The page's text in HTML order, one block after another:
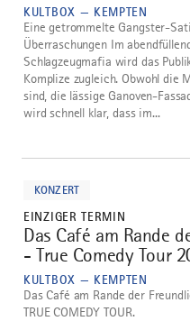
KULTBOX — KEMPTEN
Eine getrommelte Gangster-
Überraschungen Im
Schlagzeugmafia wird das
Komplize zugleich. Obwohl die
sind, die lässige Ganoven-
wird schnell klar, dass im...
KONZERT
EINZIGER TERMIN
4
Das Café am Rande
- True Comedy Tour
KULTBOX — KEMPTEN
Das Café am Rande der
TRUE COMEDY TOUR.